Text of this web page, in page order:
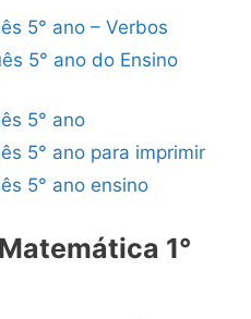
5° ano – Verbos
5° ano do Ensino
5° ano
5° ano para imprimir
5° ano ensino
1°